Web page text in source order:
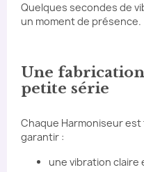
Quelques secondes de
un moment de présence.
Une
petite série
Chaque Harmoniseur
garantir :
une vibration claire